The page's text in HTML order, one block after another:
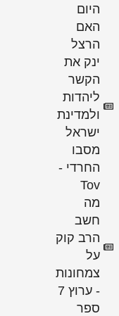
היום
האם
הרצל
ינק את
הקשר
ליהדות
ולמדינת
ישראל
מסבו
החרדי -
Tov
מה
חשב
הרב קוק
על
צמחונות
- ערוץ 7
ספר